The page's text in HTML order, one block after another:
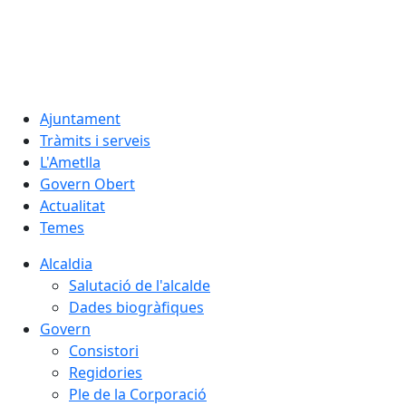
Ajuntament
Tràmits i serveis
L'Ametlla
Govern Obert
Actualitat
Temes
Alcaldia
Salutació de l'alcalde
Dades biogràfiques
Govern
Consistori
Regidories
Ple de la Corporació